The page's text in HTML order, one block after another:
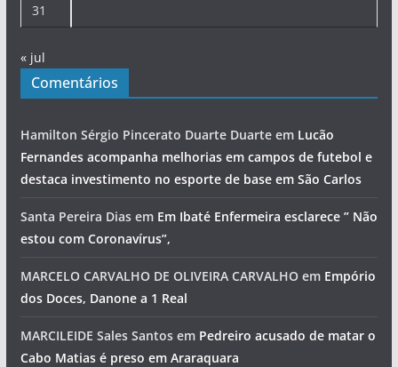
31
« jul
Comentários
Hamilton Sérgio Pincerato Duarte Duarteem Lucão
Fernandes acompanha melhorias em campos de futebol e
destaca investimento no esporte de base em São Carlos
Santa Pereira Diasem Em Ibaté Enfermeira esclarece ” Não
estou com Coronavírus”,
MARCELO CARVALHO DE OLIVEIRA CARVALHOem Empório
dos Doces, Danone a 1 Real
MARCILEIDE Sales Santosem Pedreiro acusado de matar o
Cabo Matias é preso em Araraquara